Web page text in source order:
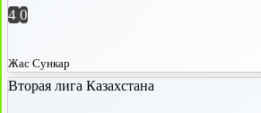
4 0
Жас Сункар
Вторая лига Казахстана